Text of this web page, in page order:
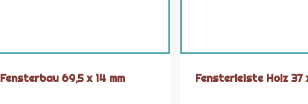
Fensterbau 69,5 x 14 mm Fensterleiste Holz 37